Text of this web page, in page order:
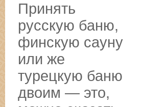
Принять
русскую баню,
финскую сауну
или же
турецкую баню
двоим — это,